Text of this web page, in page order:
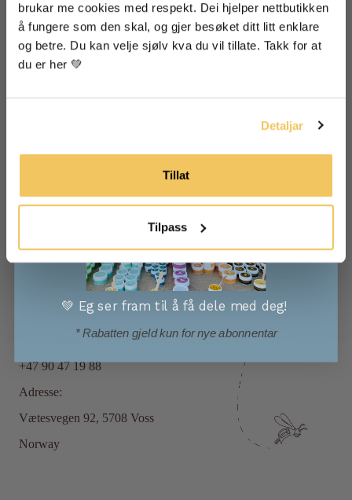
brukar me cookies med respekt. Dei hjelper nettbutikken
å fungere som den skal, og gjer besøket ditt litt enklare
og betre. Du kan velje sjølv kva du vil tillate. Takk for at
du er her 💚
Detaljar
Tillat
Tilpass
Forhandlarar
Media Og Samarbeid
Blogg
FAQ
Vilkår og betingelser
Kundeservice
post@vossabia.no
+47 90 47 19 88
Adresse:
Vætesvegen 92, 5708 Voss
Norway
Eg godtek at informasjonen min blir lagra for å få
nyheitsbrev frå Vossabia
💚 Eg ser fram til å få dele med deg!
* Rabatten gjeld kun for nye abonnentar